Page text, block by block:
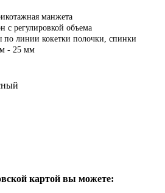
манжета
регулировкой объема
по линии кокетки полочки, спинки
- 25 мм
картой вы можете: